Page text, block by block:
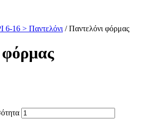
6-16 > Παντελόνι /Παντελόνι φόρμας
φόρμας